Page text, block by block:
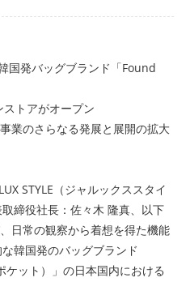
国発バッグブランド「Found
ストアがオープン
事業のさらなる発展と展開の拡大
STYLE（ジャルックススタイ
締役社長：佐々木 隆真、以下
、日常の観察から着想を得た機能
韓国発のバッグブランド
ケット）」の日本国内における